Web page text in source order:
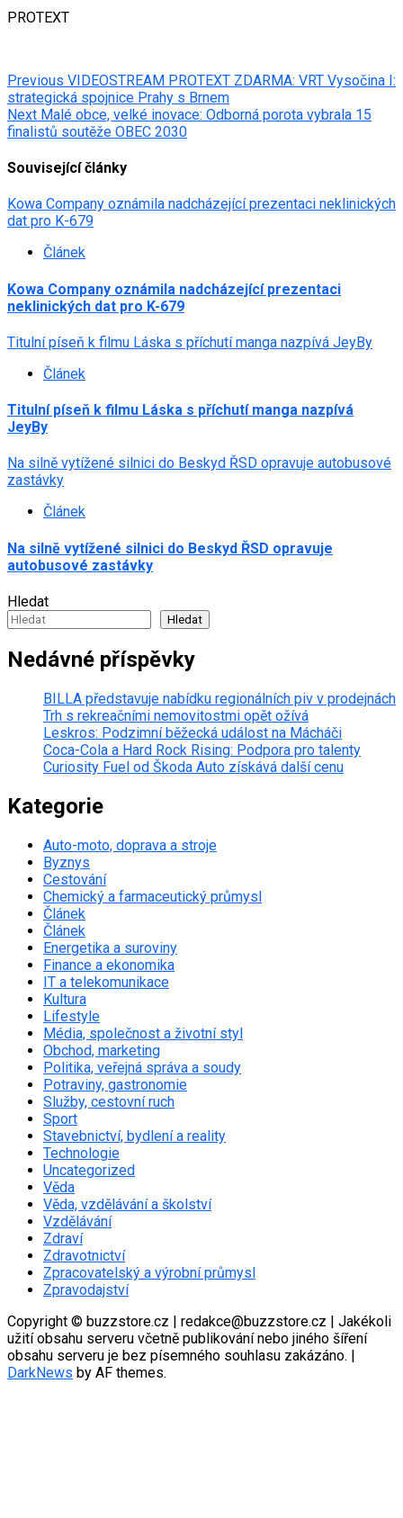
PROTEXT
Post
navigation
Previous VIDEOSTREAM PROTEXT ZDARMA: VRT Vysočina I:
strategická spojnice Prahy s Brnem
Next Malé obce, velké inovace: Odborná porota vybrala 15
finalistů soutěže OBEC 2030
Související články
Kowa Company oznámila nadcházející prezentaci neklinických
dat pro K-679
Článek
Kowa Company oznámila nadcházející prezentaci
neklinických dat pro K-679
Titulní píseň k filmu Láska s příchutí manga nazpívá JeyBy
Článek
Titulní píseň k filmu Láska s příchutí manga nazpívá
JeyBy
Na silně vytížené silnici do Beskyd ŘSD opravuje autobusové
zastávky
Článek
Na silně vytížené silnici do Beskyd ŘSD opravuje
autobusové zastávky
Hledat
Hledat
Nedávné příspěvky
BILLA představuje nabídku regionálních piv v prodejnách
Trh s rekreačními nemovitostmi opět ožívá
Leskros: Podzimní běžecká událost na Mácháči
Coca-Cola a Hard Rock Rising: Podpora pro talenty
Curiosity Fuel od Škoda Auto získává další cenu
Kategorie
Auto-moto, doprava a stroje
Byznys
Cestování
Chemický a farmaceutický průmysl
Článek
Článek
Energetika a suroviny
Finance a ekonomika
IT a telekomunikace
Kultura
Lifestyle
Média, společnost a životní styl
Obchod, marketing
Politika, veřejná správa a soudy
Potraviny, gastronomie
Služby, cestovní ruch
Sport
Stavebnictví, bydlení a reality
Technologie
Uncategorized
Věda
Věda, vzdělávání a školství
Vzdělávání
Zdraví
Zdravotnictví
Zpracovatelský a výrobní průmysl
Zpravodajství
Copyright © buzzstore.cz | redakce@buzzstore.cz | Jakékoli
užití obsahu serveru včetně publikování nebo jiného šíření
obsahu serveru je bez písemného souhlasu zakázáno. |
DarkNews by AF themes.